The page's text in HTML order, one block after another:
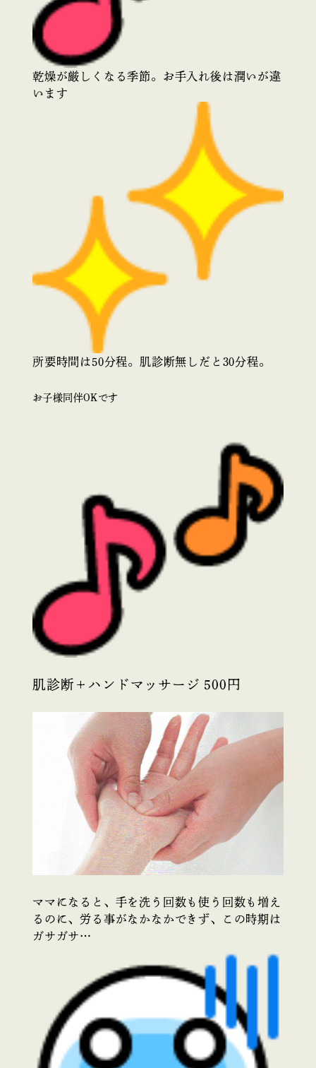
乾燥が厳しくなる季節。お手入れ後は潤いが違
います
所要時間は50分程。肌診断無しだと30分程。
お子様同伴OKです
肌診断＋ハンドマッサージ 500円
ママになると、手を洗う回数も使う回数も増え
るのに、労る事がなかなかできず、この時期は
ガサガサ…